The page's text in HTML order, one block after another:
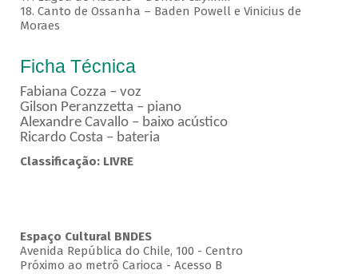
18. Canto de Ossanha – Baden Powell e Vinicius de
Moraes
Ficha Técnica
Fabiana Cozza – voz
Gilson Peranzzetta – piano
Alexandre Cavallo – baixo acústico
Ricardo Costa – bateria
Classificação: LIVRE
Espaço Cultural BNDES
Avenida República do Chile, 100 - Centro
Próximo ao metrô Carioca - Acesso B